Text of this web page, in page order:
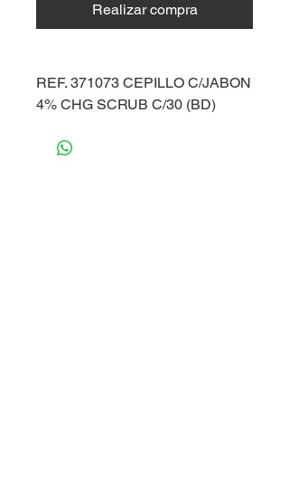
Realizar compra
REF. 371073 CEPILLO C/JABON
4% CHG SCRUB C/30 (BD)